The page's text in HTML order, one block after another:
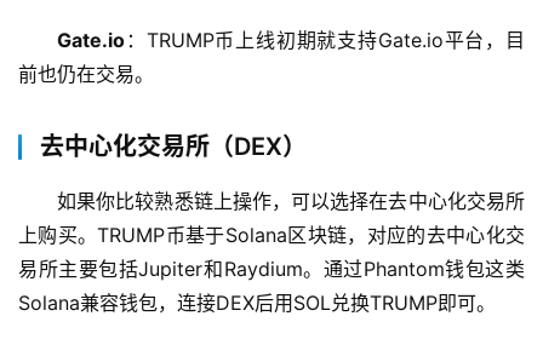
Gate.io ：TRUMP币上线初期就支持Gate.io平台，目
前也仍在交易。
去中心化交易所（DEX）
如果你比较熟悉链上操作，可以选择在去中心化交易所
上购买。TRUMP币基于Solana区块链，对应的去中心化交
易所主要包括Jupiter和Raydium。通过Phantom钱包这类
Solana兼容钱包，连接DEX后用SOL兑换TRUMP即可。